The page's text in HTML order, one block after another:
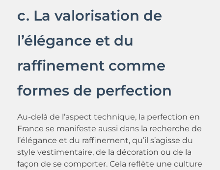
c. La valorisation de
l’élégance et du
raffinement comme
formes de perfection
Au-delà de l’aspect technique, la perfection en
France se manifeste aussi dans la recherche de
l’élégance et du raffinement, qu’il s’agisse du
style vestimentaire, de la décoration ou de la
façon de se comporter. Cela reflète une culture